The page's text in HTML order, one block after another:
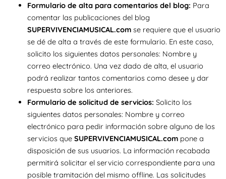
Formulario de alta para comentarios del blog: Para
comentar las publicaciones del blog
SUPERVIVENCIAMUSICAL.comse requiere que el usuario
se dé de alta a través de este formulario. En este caso,
solicito los siguientes datos personales: Nombre y
correo electrónico. Una vez dado de alta, el usuario
podrá realizar tantos comentarios como desee y dar
respuesta sobre los anteriores.
Formulario de solicitud de servicios: Solicito los
siguientes datos personales: Nombre y correo
electrónico para pedir información sobre alguno de los
servicios que SUPERVIVENCIAMUSICAL.com pone a
disposición de sus usuarios. La información recabada
permitirá solicitar el servicio correspondiente para una
posible tramitación del mismo offline. Las solicitudes